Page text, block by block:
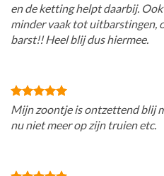
en de ketting helpt daarbij.
minder vaak tot uitbarstingen,
barst!! Heel blij dus hiermee.
Mijn zoontje is ontzettend blij
nu niet meer op zijn truien etc.